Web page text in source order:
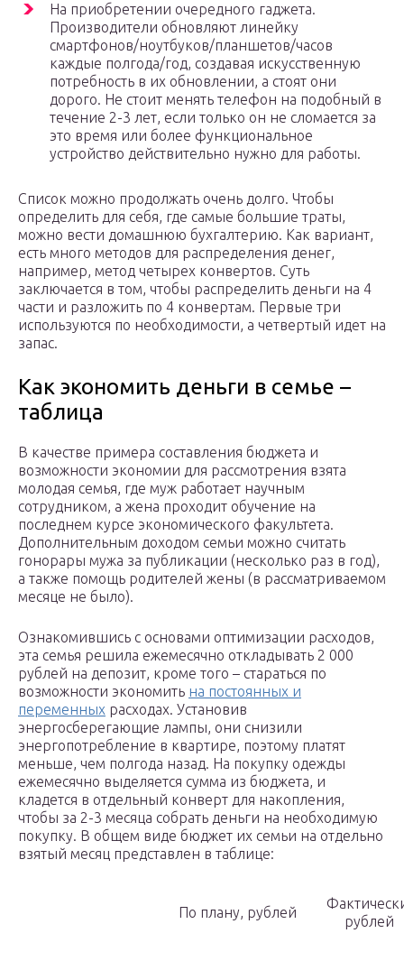
На приобретении очередного гаджета.
Производители обновляют линейку
смартфонов/ноутбуков/планшетов/часов
каждые полгода/год, создавая искусственную
потребность в их обновлении, а стоят они
дорого. Не стоит менять телефон на подобный в
течение 2-3 лет, если только он не сломается за
это время или более функциональное
устройство действительно нужно для работы.
Список можно продолжать очень долго. Чтобы
определить для себя, где самые большие траты,
можно вести домашнюю бухгалтерию. Как вариант,
есть много методов для распределения денег,
например, метод четырех конвертов. Суть
заключается в том, чтобы распределить деньги на 4
части и разложить по 4 конвертам. Первые три
используются по необходимости, а четвертый идет на
запас.
Как экономить деньги в семье –
таблица
В качестве примера составления бюджета и
возможности экономии для рассмотрения взята
молодая семья, где муж работает научным
сотрудником, а жена проходит обучение на
последнем курсе экономического факультета.
Дополнительным доходом семьи можно считать
гонорары мужа за публикации (несколько раз в год),
а также помощь родителей жены (в рассматриваемом
месяце не было).
Ознакомившись с основами оптимизации расходов,
эта семья решила ежемесячно откладывать 2 000
рублей на депозит, кроме того – стараться по
возможности экономить на постоянных и
переменных расходах. Установив
энергосберегающие лампы, они снизили
энергопотребление в квартире, поэтому платят
меньше, чем полгода назад. На покупку одежды
ежемесячно выделяется сумма из бюджета, и
кладется в отдельный конверт для накопления,
чтобы за 2-3 месяца собрать деньги на необходимую
покупку. В общем виде бюджет их семьи на отдельно
взятый месяц представлен в таблице:
По плану, рублей
рублей